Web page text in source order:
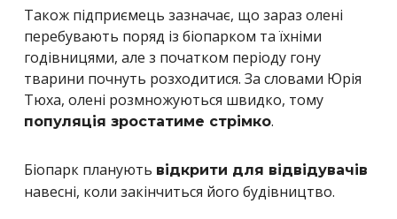
Також підприємець зазначає, що зараз олені
перебувають поряд із біопарком та їхніми
годівницями, але з початком періоду гону
тварини почнуть розходитися. За словами Юрія
Тюха, олені розмножуються швидко, тому
популяція зростатиме стрімко.
Біопарк планують відкрити для відвідувачів
навесні, коли закінчиться його будівництво.